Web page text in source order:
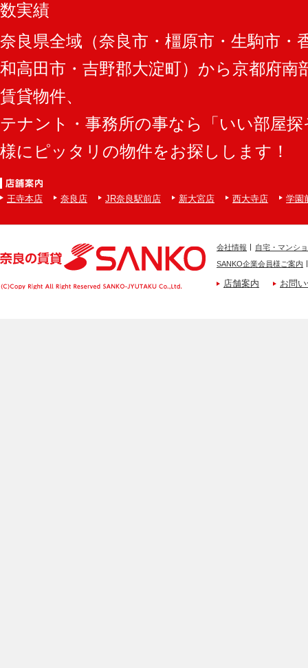
数実績
奈良県全域（奈良市・橿原市・生駒市・
和高田市・吉野郡大淀町）から京都府
賃貸物件、
テナント・事務所の事なら「いい部屋
様にピッタリの物件をお探しします！
王寺本店 奈良店 JR奈良駅前店 新大宮店 西大寺店 学園
会社情報
自宅・マンシ
SANKO企業会員様ご案内
店舗案内 お問